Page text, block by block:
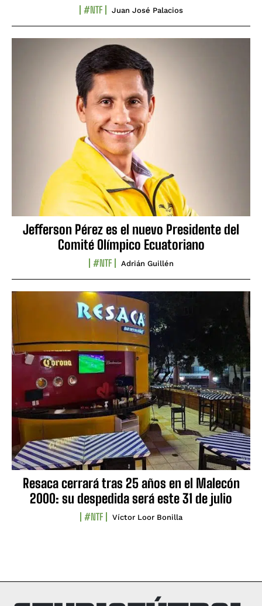
#NTF Juan José Palacios
Jefferson Pérez es el nuevo Presidente del
Comité Olímpico Ecuatoriano
#NTF Adrián Guillén
Resaca cerrará tras 25 años en el Malecón
2000: su despedida será este 31 de julio
#NTF Víctor Loor Bonilla